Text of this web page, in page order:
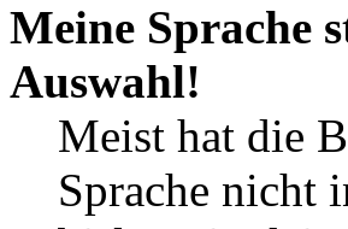
Meine Sprache
Auswahl!
Meist hat die
Sprache nicht